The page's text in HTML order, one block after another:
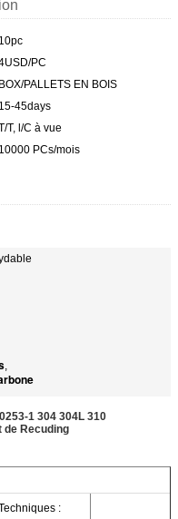
10pc
PC
BOX/PALLETS EN BOIS
15-45days
T, l/C à vue
10000 PCs/mois
,
1 304 304L 310
de Recuding
: